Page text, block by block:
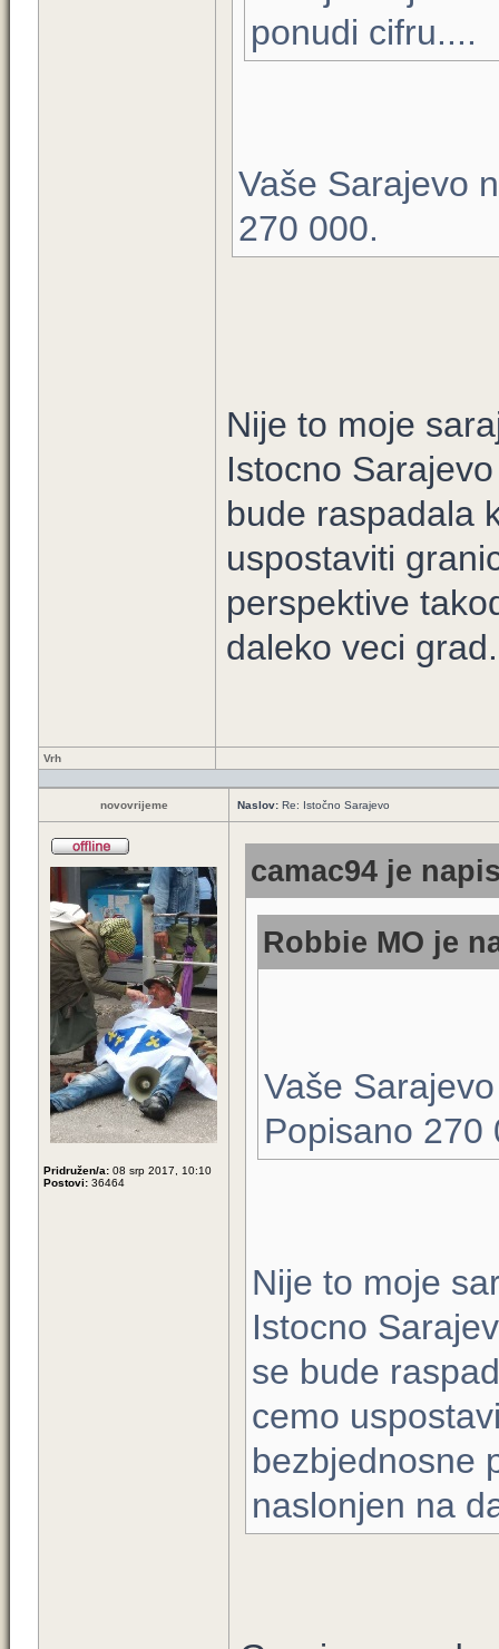
ponudi cifru....
Vaše Sarajevo
270 000.
Nije to moje
Istocno
bude raspadala
uspostaviti
perspektive
daleko veci grad.
Vrh
novovrijeme Naslov: Re: Istočno Sarajevo
Pridružen/a: 08 srp 2017, 10:10
Postovi: 36464
camac94 je
Robbie MO je
Vaše
Popisano 270
Nije to moje
Istocno
se bude
cemo
bezbjednosne
naslonjen na